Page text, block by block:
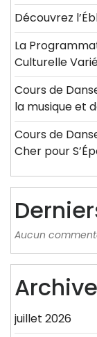
Découvrez
La
Culturelle
Cours de
la musique et
Cours de
Cher pour
Aucun
Archive
juillet 2026